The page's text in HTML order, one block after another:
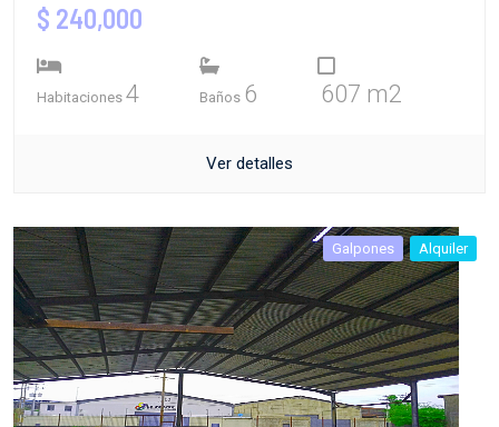
$ 240,000
Habitaciones 4 Baños 6 607 m2
Ver detalles
Galpones Alquiler